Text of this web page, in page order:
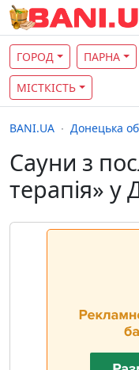
ГОРОД ПАРНА
МІСТКІСТЬ
BANI.UA Донецька
Сауни з
терапія» у